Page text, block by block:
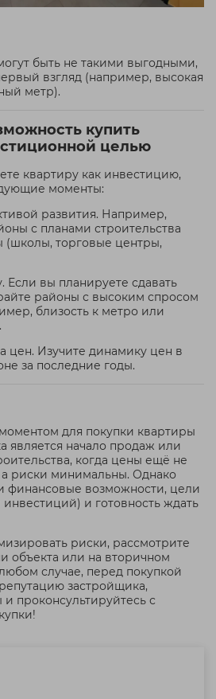
быть не такими выгодными,
взгляд (например, высокая
метр).
купить
целью
квартиру как инвестицию,
моменты:
развития. Например,
с планами строительства
(школы, торговые центры,
Если вы планируете сдавать
районы с высоким спросом
близость к метро или
цен. Изучите динамику цен в
за последние годы.
для покупки квартиры
является начало продаж или
когда цены ещё не
риски минимальны. Однако
финансовые возможности, цели
и готовность ждать
риски, рассмотрите
объекта или на вторичном
случае, перед покупкой
застройщика,
проконсультируйтесь с